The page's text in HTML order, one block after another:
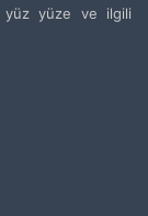
yüz yüze ve ilgili